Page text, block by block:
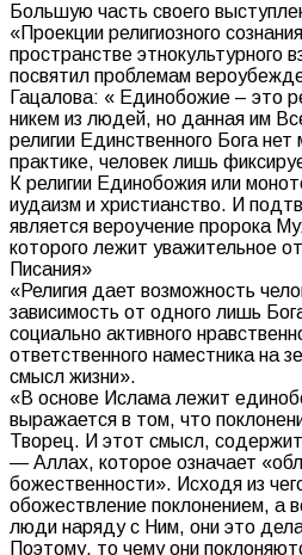
Большую часть своего
«Проекции религиозного
пространстве этнокультурного
посвятил проблемам
Гацалова: « Единобожие – это
никем из людей, но данная им
религии Единственного Бога
практике, человек лишь
К религии Единобожия или
иудаизм и христианство. И
является вероучение пророка
которого лежит уважительное
Писания»
«Религия дает возможность
зависимость от одного лишь
социально активного
ответственного наместника на
смысл жизни».
«В основе Ислама лежит
выражается в том, что
Творец. И этот смысл,
— Аллах, которое означает
божественности». Исходя из
обожествление поклонением, а
люди наряду с Ним, они это
Поэтому, то чему они